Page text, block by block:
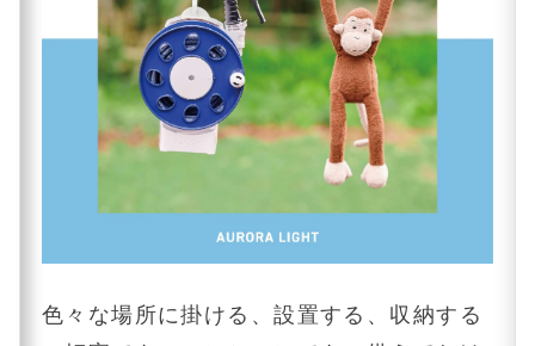
色々な場所に掛ける、設置する、収納する